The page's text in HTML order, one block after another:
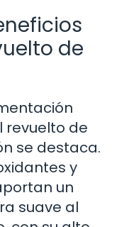
de
revuelto de
se destaca.
y
un
suave al